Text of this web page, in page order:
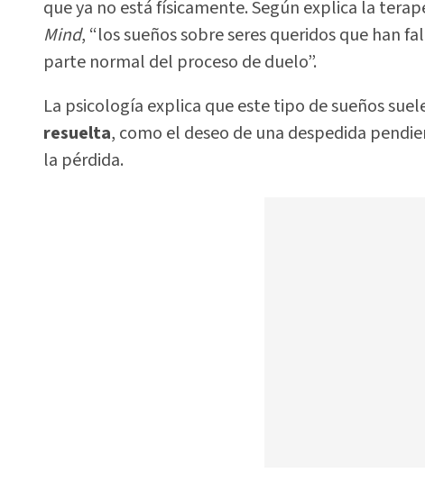
que ya no está físicamente. Según explica la
Mind, “los sueños sobre seres queridos que han
parte normal del proceso de duelo”.
La psicología explica que este tipo de sueños
resuelta, como el deseo de una despedida
la pérdida.